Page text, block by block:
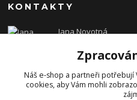
KONTAKTY
Jana Novotná
dzejn.n@email.cz
Náš e-shop a partneři potřebují
cookies, aby Vám mohli